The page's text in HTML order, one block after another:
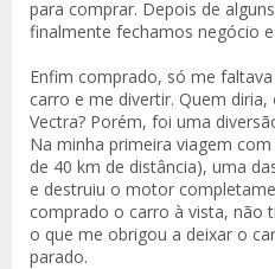
para comprar. Depois de
finalmente fechamos negócio
Enfim comprado, só me
carro e me divertir. Quem
Vectra? Porém, foi uma
Na minha primeira viagem
de 40 km de distância), uma
e destruiu o motor
comprado o carro à vista, não
o que me obrigou a deixar o
parado.